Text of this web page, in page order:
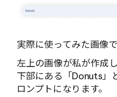
実際に使ってみた画像で
左上の画像が私が作成
下部にある「Donuts」
ロンプトになります。